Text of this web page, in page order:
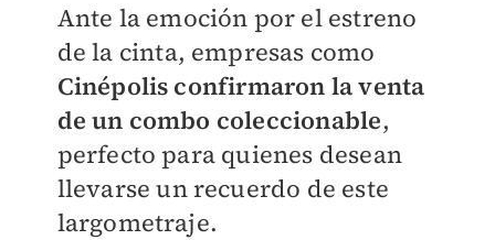
Ante la emoción por el estreno
de la cinta, empresas como
Cinépolis confirmaron la venta
de un combo coleccionable,
perfecto para quienes desean
llevarse un recuerdo de este
largometraje.